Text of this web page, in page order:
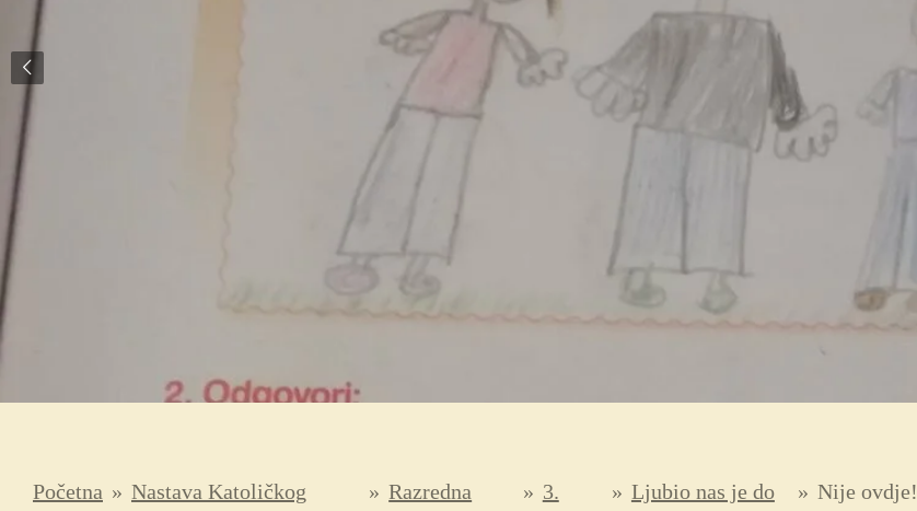
Početna » Nastava Katoličkog
» Razredna
» 3.
» Ljubio nas je do
» Nije ovdje!